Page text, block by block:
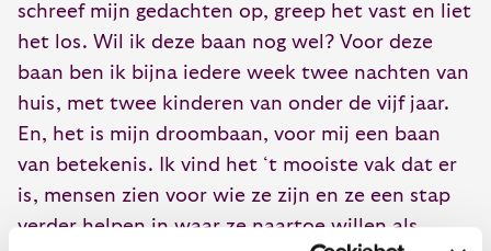
schreef mijn gedachten op, greep het vast en liet
het los. Wil ik deze baan nog wel? Voor deze
baan ben ik bijna iedere week twee nachten van
huis, met twee kinderen van onder de vijf jaar.
En, het is mijn droombaan, voor mij een baan
van betekenis. Ik vind het ‘t mooiste vak dat er
is, mensen zien voor wie ze zijn en ze een stap
verder helpen in waar ze naartoe willen als